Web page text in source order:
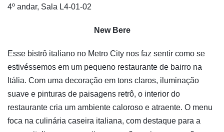
4º andar, Sala L4-01-02
New Bere
Esse bistrô italiano no Metro City nos faz sentir como se
estivéssemos em um pequeno restaurante de bairro na
Itália. Com uma decoração em tons claros, iluminação
suave e pinturas de paisagens retrô, o interior do
restaurante cria um ambiente caloroso e atraente. O menu
foca na culinária caseira italiana, com destaque para a